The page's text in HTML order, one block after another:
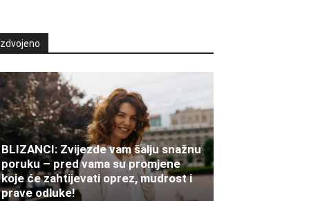
Izdvojeno
BLIZANCI: Zvijezde vam šalju snažnu
poruku – pred vama su promjene
koje će zahtijevati oprez, mudrost i
prave odluke!